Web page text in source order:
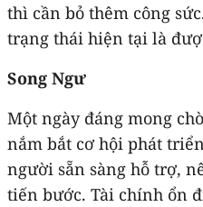
thì cần bỏ thêm công
trạng thái hiện tại là
Song Ngư
Một ngày đáng mong
nắm bắt cơ hội phát
người sẵn sàng hỗ trợ,
tiến bước. Tài chính ổn